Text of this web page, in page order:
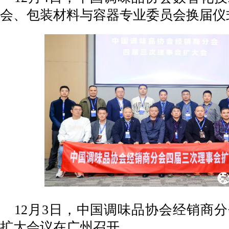
会、包装材料与容器专业委员会换届
12月3日，中国调味品协会经销商